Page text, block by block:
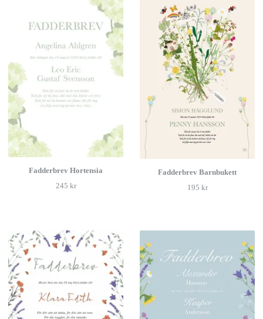
Fadderbrev Hortensia
245 kr
Fadderbrev Barnbukett
195 kr